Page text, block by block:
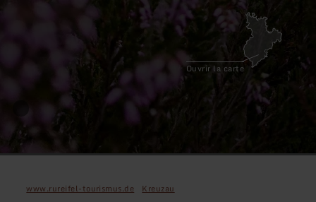
Ouvrir la carte
www.rureifel-tourismus.de
Kreuzau